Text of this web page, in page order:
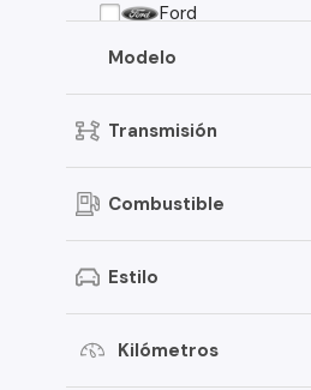
Ford
Asia Motors
Mazda
Nissan
Peugeot
Modelo
Transmisión
Combustible
Estilo
Kilómetros